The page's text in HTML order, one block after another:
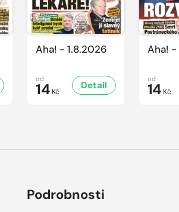
Aha! - 1.8.2026
od
14 Kč
Detail
Aha! -
od
14 Kč
Podrobnosti